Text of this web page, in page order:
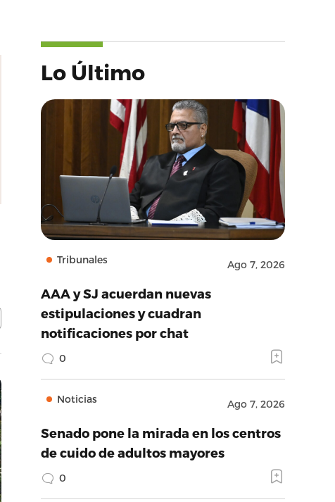
Lo Último
Tribunales Ago 7, 2026
AAA y SJ acuerdan nuevas
estipulaciones y cuadran
notificaciones por chat
0
Noticias Ago 7, 2026
Senado pone la mirada en los centros
de cuido de adultos mayores
0